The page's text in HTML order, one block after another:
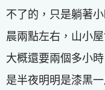
不了的，只是躺著
晨兩點左右，山小
大概還要兩個多小
是半夜明明是漆黑